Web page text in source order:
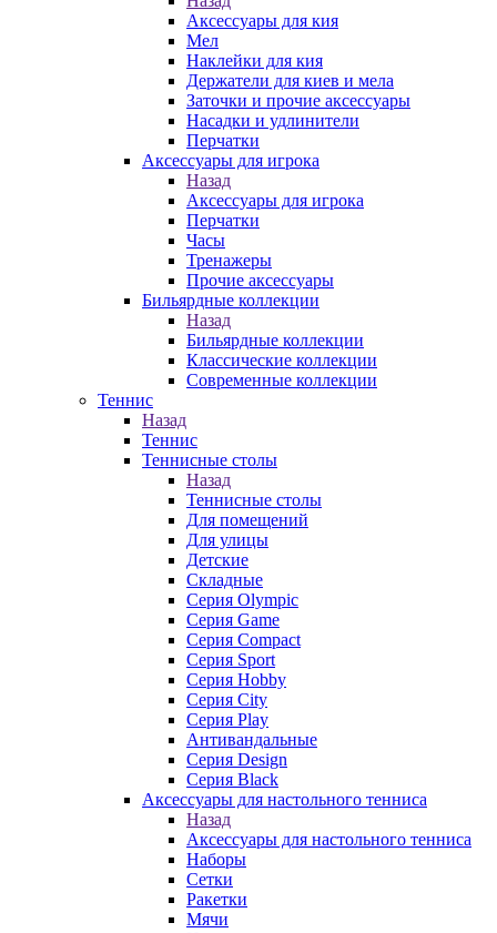
Аксессуары для кия
Мел
Наклейки для кия
Держатели для киев и мела
Заточки и прочие аксессуары
Насадки и удлинители
Перчатки
Аксессуары для игрока
Назад
Аксессуары для игрока
Перчатки
Часы
Тренажеры
Прочие аксессуары
Бильярдные коллекции
Назад
Бильярдные коллекции
Классические коллекции
Современные коллекции
Теннис
Назад
Теннис
Теннисные столы
Назад
Теннисные столы
Для помещений
Для улицы
Детские
Складные
Серия Olympic
Серия Game
Серия Compact
Серия Sport
Серия Hobby
Серия City
Серия Play
Антивандальные
Серия Design
Серия Black
Аксессуары для настольного тенниса
Назад
Аксессуары для настольного тенниса
Наборы
Сетки
Ракетки
Мячи